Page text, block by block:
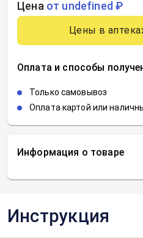
Информация о товаре
Цена от undefined ₽
Цены в
Оплата и способы
Только самовывоз
Оплата картой или
Инструкция